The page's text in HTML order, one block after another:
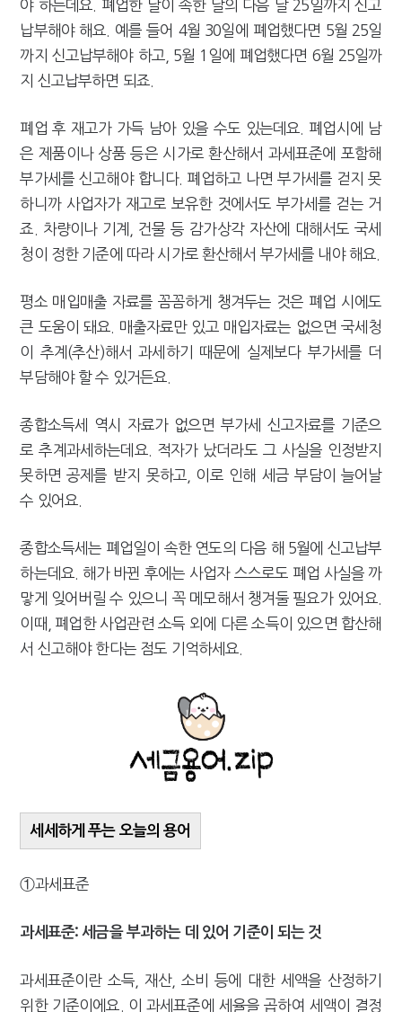
야 하는데요. 폐업한 날이 속한 달의 다음 달 25일까지 신고
납부해야 해요. 예를 들어 4월 30일에 폐업했다면 5월 25일
까지 신고납부해야 하고, 5월 1일에 폐업했다면 6월 25일까
지 신고납부하면 되죠.
폐업 후 재고가 가득 남아 있을 수도 있는데요. 폐업시에 남
은 제품이나 상품 등은 시가로 환산해서 과세표준에 포함해
부가세를 신고해야 합니다. 폐업하고 나면 부가세를 걷지 못
하니까 사업자가 재고로 보유한 것에서도 부가세를 걷는 거
죠. 차량이나 기계, 건물 등 감가상각 자산에 대해서도 국세
청이 정한 기준에 따라 시가로 환산해서 부가세를 내야 해요.
평소 매입매출 자료를 꼼꼼하게 챙겨두는 것은 폐업 시에도
큰 도움이 돼요. 매출자료만 있고 매입자료는 없으면 국세청
이 추계(추산)해서 과세하기 때문에 실제보다 부가세를 더
부담해야 할 수 있거든요.
종합소득세 역시 자료가 없으면 부가세 신고자료를 기준으
로 추계과세하는데요. 적자가 났더라도 그 사실을 인정받지
못하면 공제를 받지 못하고, 이로 인해 세금 부담이 늘어날
수 있어요.
종합소득세는 폐업일이 속한 연도의 다음 해 5월에 신고납부
하는데요. 해가 바뀐 후에는 사업자 스스로도 폐업 사실을 까
맣게 잊어버릴 수 있으니 꼭 메모해서 챙겨둘 필요가 있어요.
이때, 폐업한 사업관련 소득 외에 다른 소득이 있으면 합산해
서 신고해야 한다는 점도 기억하세요.
세세하게 푸는 오늘의 용어
①과세표준
과세표준: 세금을 부과하는 데 있어 기준이 되는 것
과세표준이란 소득, 재산, 소비 등에 대한 세액을 산정하기
위한 기준이에요. 이 과세표준에 세율을 곱하여 세액이 결정